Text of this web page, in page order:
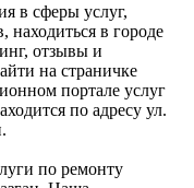
в сферы услуг,
в городе
отзывы и
на страничке
портале услуг
по адресу ул.
по ремонту